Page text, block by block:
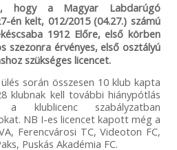
hogy a Magyar Labdarúgó
én kelt, 012/2015 (04.27.) számú
1912 Előre, első körben
szezonra érvényes, első osztályú
szükséges licencet.
során összesen 10 klub kapta
klubnak kell további hiánypótlás
klublicenc szabályzatban
NB I-es licencet kapott még a
Ferencvárosi TC, Videoton FC,
Puskás Akadémia FC.